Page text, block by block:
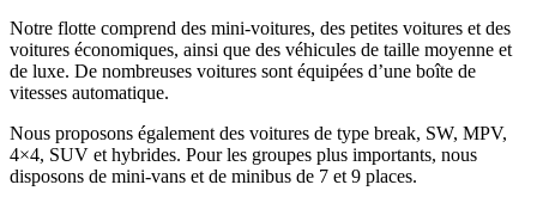
Notre flotte comprend des mini-voitures, des petites voitures et des
voitures économiques, ainsi que des véhicules de taille moyenne et
de luxe. De nombreuses voitures sont équipées d’une boîte de
vitesses automatique.
Nous proposons également des voitures de type break, SW, MPV,
4×4, SUV et hybrides. Pour les groupes plus importants, nous
disposons de mini-vans et de minibus de 7 et 9 places.